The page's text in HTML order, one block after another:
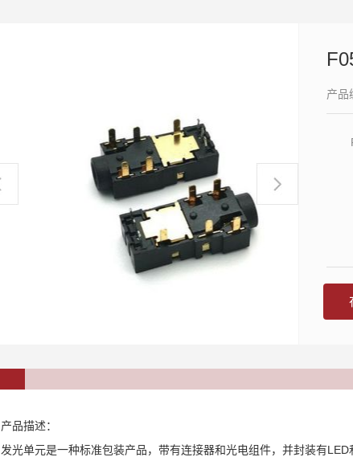
产品
产品描述：
发光单元是一种标准包装产品，带有连接器和光电组件，并封装有